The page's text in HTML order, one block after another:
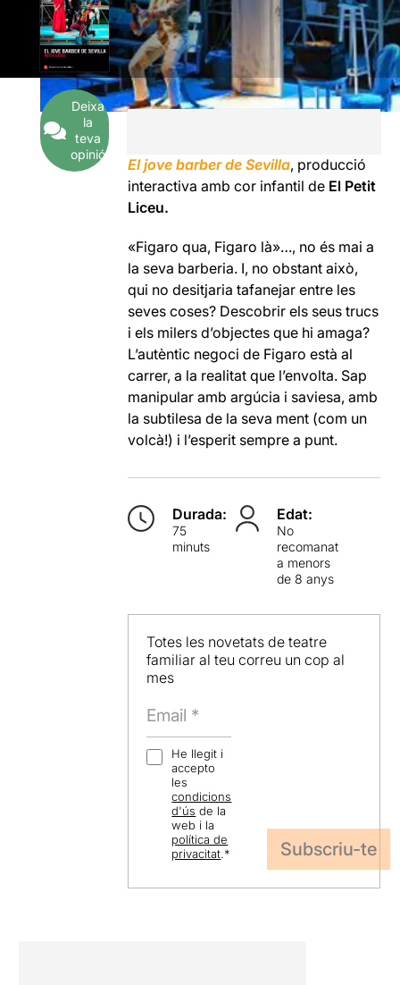
Deixa
la
teva
opinió
El jove barber de Sevilla, producció
interactiva amb cor infantil de El Petit
Liceu.
«Figaro qua, Figaro là»…, no és mai a
la seva barberia. I, no obstant això,
qui no desitjaria tafanejar entre les
seves coses? Descobrir els seus trucs
i els milers d’objectes que hi amaga?
L’autèntic negoci de Figaro està al
carrer, a la realitat que l’envolta. Sap
manipular amb argúcia i saviesa, amb
la subtilesa de la seva ment (com un
volcà!) i l’esperit sempre a punt.
Durada:
75
minuts
Edat:
No
recomanat
a menors
de 8 anys
Totes les novetats de teatre
familiar al teu correu un cop al
mes
He llegit i
accepto
les
condicions
d'ús de la
web i la
política de
privacitat.*